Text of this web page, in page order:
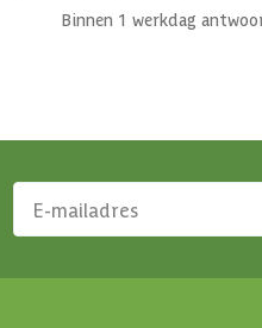
Binnen 1 werkdag